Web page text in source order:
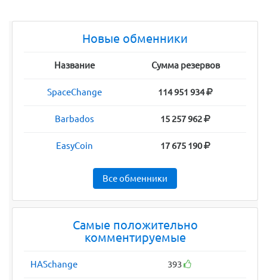
Новые обменники
Название Сумма резервов
SpaceChange 114 951 934
Barbados 15 257 962
EasyCoin 17 675 190
Все обменники
Самые положительно
комментируемые
HASchange 393